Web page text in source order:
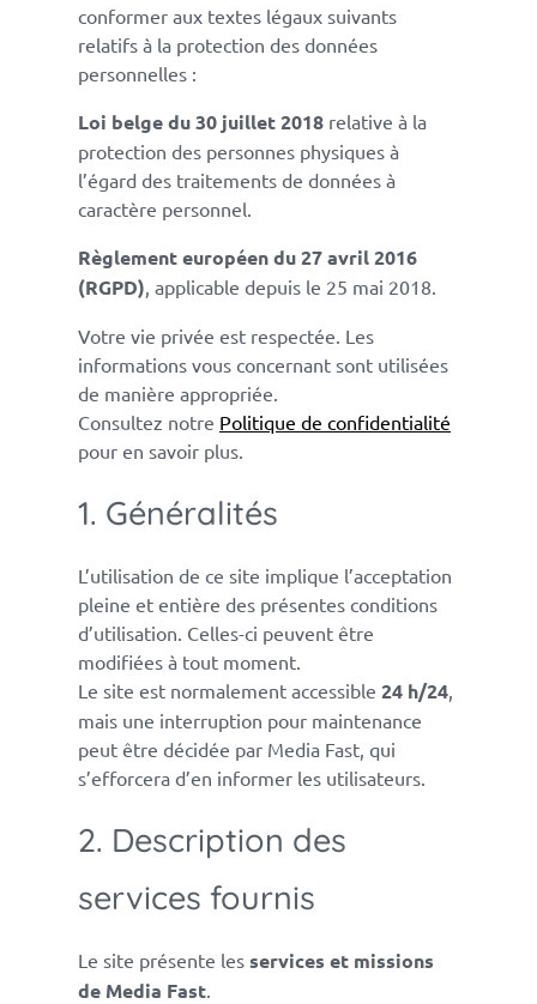
conformer aux textes légaux suivants
relatifs à la protection des données
personnelles :
Loi belge du 30 juillet 2018relative à la
protection des personnes physiques à
l’égard des traitements de données à
caractère personnel.
Règlement européen du 27 avril 2016
(RGPD) , applicable depuis le 25 mai 2018.
Votre vie privée est respectée. Les
informations vous concernant sont utilisées
de manière appropriée.
Consultez notre Politique de confidentialité
pour en savoir plus.
1. Généralités
L’utilisation de ce site implique l’acceptation
pleine et entière des présentes conditions
d’utilisation. Celles-ci peuvent être
modifiées à tout moment.
Le site est normalement accessible 24 h/24,
mais une interruption pour maintenance
peut être décidée par Media Fast, qui
s’efforcera d’en informer les utilisateurs.
2. Description des
services fournis
Le site présente les services et missions
de Media Fast.